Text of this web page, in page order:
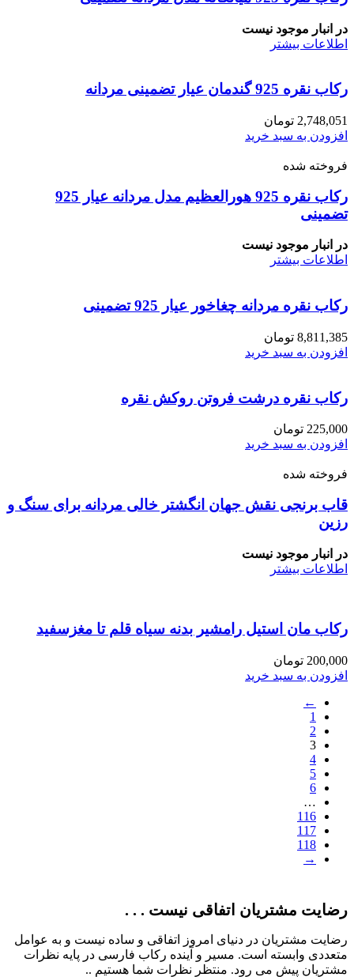
در انبار موجود نیست
اطلاعات بیشتر
رکاب نقره 925 گندمان عیار تضمینی مردانه
2,748,051 تومان
افزودن به سبد خرید
فروخته شده
رکاب نقره 925 هورالعظیم مدل مردانه عیار 925
تضمینی
در انبار موجود نیست
اطلاعات بیشتر
رکاب نقره مردانه چغاخور عیار 925 تضمینی
8,811,385 تومان
افزودن به سبد خرید
رکاب نقره درشت فروتن روکش نقره
225,000 تومان
افزودن به سبد خرید
فروخته شده
قاب برنجی نقش جهان انگشتر خالی مردانه برای سنگ و
رزین
در انبار موجود نیست
اطلاعات بیشتر
رکاب مان استیل رامشیر بدنه سیاه قلم تا مغزسفید
200,000 تومان
افزودن به سبد خرید
←
1
2
3
4
5
6
…
116
117
118
→
رضایت مشتریان اتفاقی نیست . . .
رضایت مشتریان در دنیای امروز اتفاقی و ساده نیست و به عوامل
متعددی وابسته است. مسیر و آینده رکاب فارسی در پایه نظرات
مشتریان پیش می رود. منتظر نظرات شما هستیم ..